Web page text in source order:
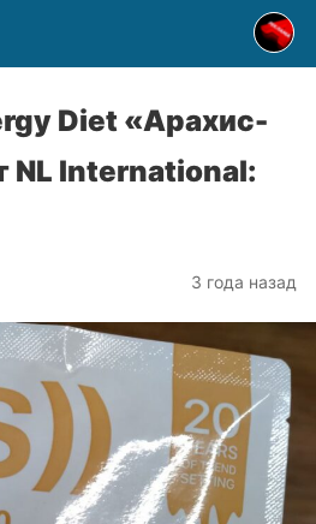
Diet «Арахис-
NL International:
3 года назад